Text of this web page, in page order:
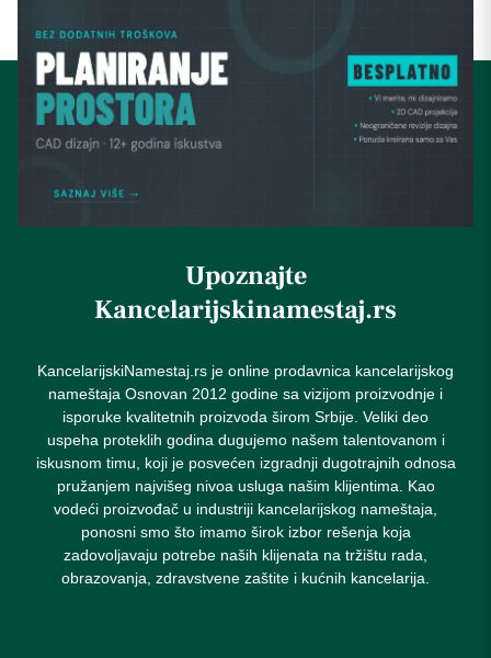
Upoznajte
Kancelarijskinamestaj.rs
KancelarijskiNamestaj.rs je online prodavnica kancelarijskog
nameštaja Osnovan 2012 godine sa vizijom proizvodnje i
isporuke kvalitetnih proizvoda širom Srbije. Veliki deo
uspeha proteklih godina dugujemo našem talentovanom i
iskusnom timu, koji je posvećen izgradnji dugotrajnih odnosa
pružanjem najvišeg nivoa usluga našim klijentima. Kao
vodeći proizvođač u industriji kancelarijskog nameštaja,
ponosni smo što imamo širok izbor rešenja koja
zadovoljavaju potrebe naših klijenata na tržištu rada,
obrazovanja, zdravstvene zaštite i kućnih kancelarija.